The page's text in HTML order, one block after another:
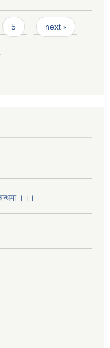
5 next ›
।।।